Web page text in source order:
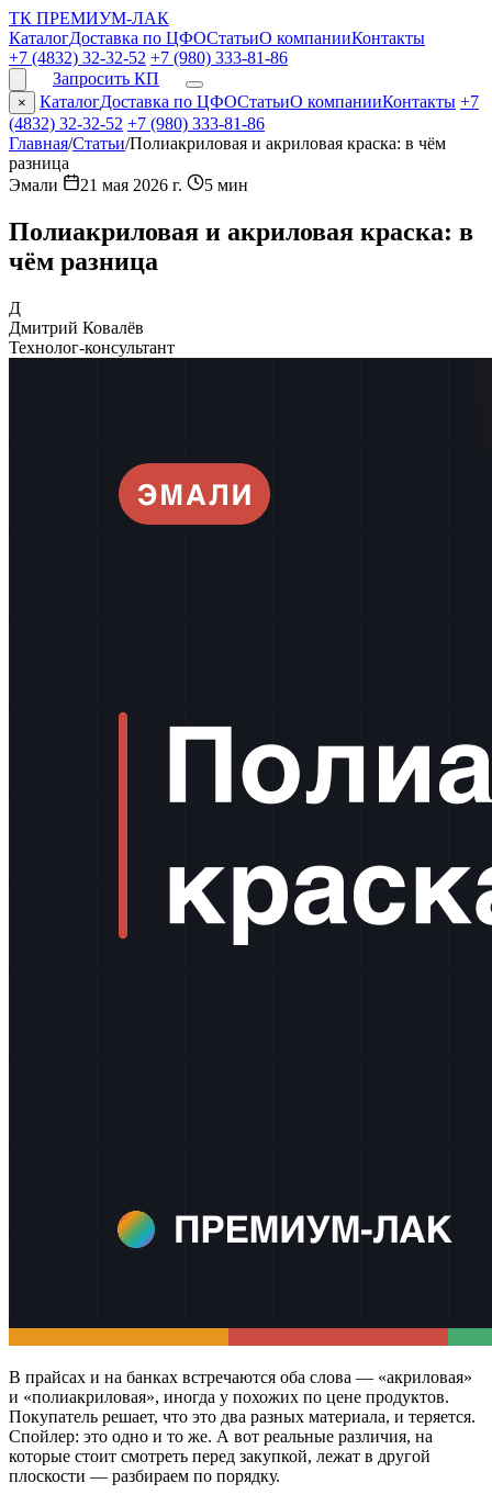
ТК ПРЕМИУМ-ЛАК
КаталогДоставка по ЦФОСтатьиО компанииКонтакты
+7 (4832) 32-32-52 +7 (980) 333-81-86
Запросить КП
× КаталогДоставка по ЦФОСтатьиО компанииКонтакты +7
(4832) 32-32-52 +7 (980) 333-81-86
Главная/Статьи/Полиакриловая и акриловая краска: в чём
разница
Эмали
21 мая 2026 г. 5 мин
Полиакриловая и акриловая краска: в
чём разница
Д
Дмитрий Ковалёв
Технолог-консультант
В прайсах и на банках встречаются оба слова — «акриловая»
и «полиакриловая», иногда у похожих по цене продуктов.
Покупатель решает, что это два разных материала, и теряется.
Спойлер: это одно и то же. А вот реальные различия, на
которые стоит смотреть перед закупкой, лежат в другой
плоскости — разбираем по порядку.